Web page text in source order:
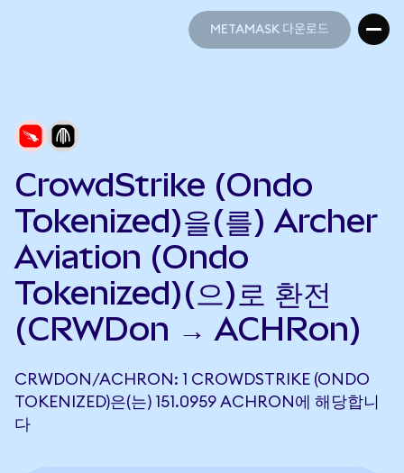
METAMASK 다운로드
CrowdStrike (Ondo
Tokenized)을(를) Archer
Aviation (Ondo
Tokenized)(으)로 환전
(CRWDon → ACHRon)
CRWDON/ACHRON: 1 CROWDSTRIKE (ONDO
TOKENIZED)은(는) 151.0959 ACHRON에 해당합니
다